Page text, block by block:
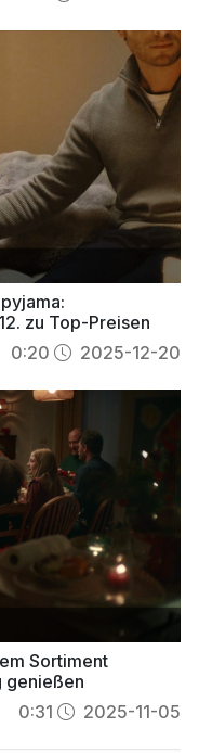
zu Top-Preisen
0:20 2025-12-20
Sortiment
genießen
0:31 2025-11-05